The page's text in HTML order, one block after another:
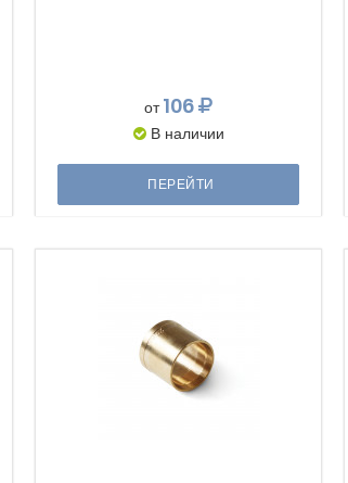
от106
В наличии
ПЕРЕЙТИ